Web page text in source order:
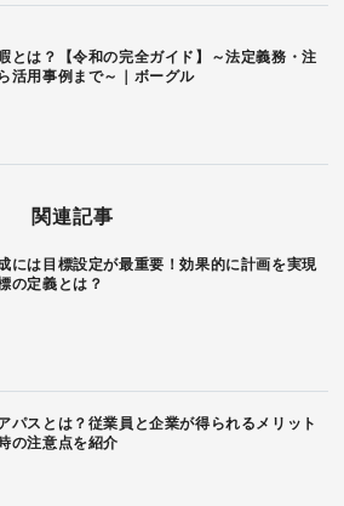
とは？【令和の完全ガイド】～法定義務・注
活用事例まで～｜ボーグル
関連記事
には目標設定が最重要！効果的に計画を実現
の定義とは？
パスとは？従業員と企業が得られるメリット
の注意点を紹介